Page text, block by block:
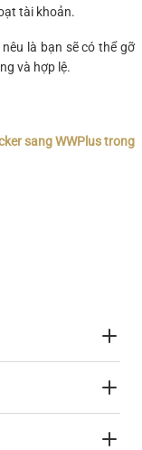
tài khoản.
là bạn sẽ có thể gỡ
và hợp lệ.
sang WWPlus trong